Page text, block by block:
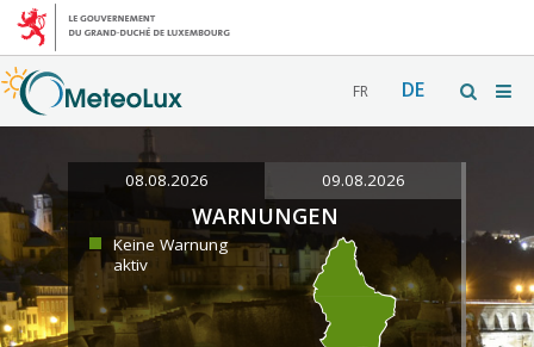
FR DE
08.08.2026 09.08.2026
WARNUNGEN
Keine Warnung
aktiv